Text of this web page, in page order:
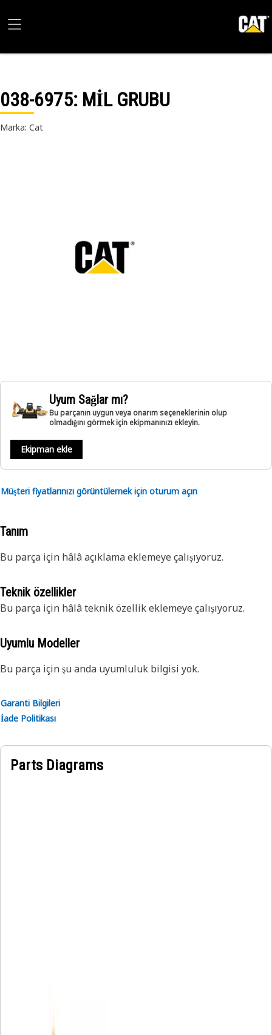
038-6975: MİL GRUBU
Marka: Cat
Uyum Sağlar mı?
Bu parçanın uygun veya onarım seçeneklerinin olup
olmadığını görmek için ekipmanınızı ekleyin.
Ekipman ekle
Müşteri fiyatlarınızı görüntülemek için oturum açın
Tanım
Bu parça için hâlâ açıklama eklemeye çalışıyoruz.
Teknik özellikler
Bu parça için hâlâ teknik özellik eklemeye çalışıyoruz.
Uyumlu Modeller
Bu parça için şu anda uyumluluk bilgisi yok.
Garanti Bilgileri
İade Politikası
Parts Diagrams